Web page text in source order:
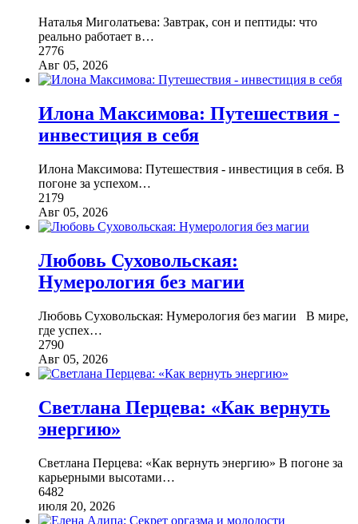
Наталья Миголатьева: Завтрак, сон и пептиды: что
реально работает в…
2776
Авг 05, 2026
Илона Максимова: Путешествия -
инвестиция в себя
Илона Максимова: Путешествия - инвестиция в себя. В
погоне за успехом…
2179
Авг 05, 2026
Любовь Суховольская:
Нумерология без магии
Любовь Суховольская: Нумерология без магии В мире,
где успех…
2790
Авг 05, 2026
Светлана Перцева: «Как вернуть
энергию»
Светлана Перцева: «Как вернуть энергию» В погоне за
карьерными высотами…
6482
июля 20, 2026